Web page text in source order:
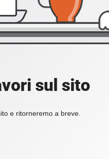
sul sito
e ritorneremo a breve.